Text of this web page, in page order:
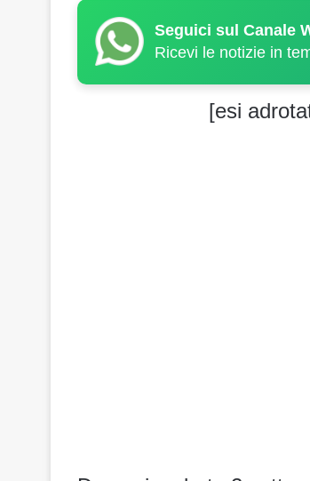
Seguici sul Canale
Ricevi le notizie in
[esi